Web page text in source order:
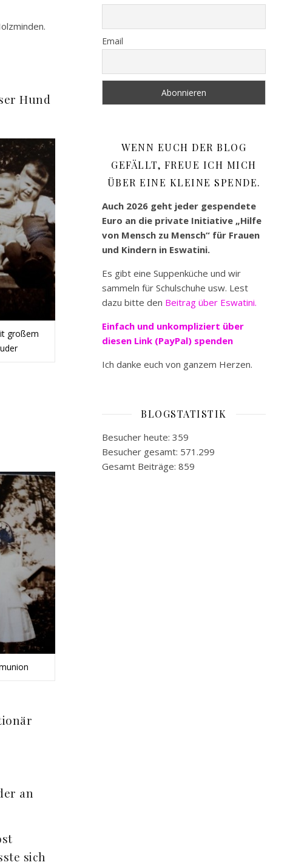
Hund
großem
an
sich
Email
WENN EUCH DER BLOG
GEFÄLLT, FREUE ICH MICH
ÜBER EINE KLEINE SPENDE.
Auch 2026 geht jeder gespendete
Euro an die private Initiative „Hilfe
von Mensch zu Mensch“ für Frauen
und Kindern in Eswatini.
Es gibt eine Suppenküche und wir
sammeln für Schulschuhe usw. Lest
dazu bitte den Beitrag über Eswatini.
Einfach und unkompliziert über
diesen Link (PayPal) spenden
Ich danke euch von ganzem Herzen.
BLOGSTATISTIK
Besucher heute: 359
Besucher gesamt: 571.299
Gesamt Beiträge: 859